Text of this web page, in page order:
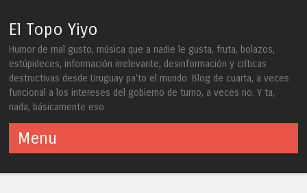
El Topo Yiyo
Humor de mal gusto, música que a nadie le gusta, fruta, bolazos,
estúpideces, información irrelevante, desinformación y críticas
destructivas desde Uruguay pa'to el mundo. Blog de cuarta, a veces
funcional a los intereses del gobierno de turno, a veces no. Y ta,
nada, básicamente eso.
Menu